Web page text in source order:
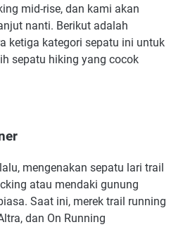
mid-rise, dan kami akan
nanti. Berikut adalah
ketiga kategori sepatu ini untuk
sepatu hiking yang cocok
mengenakan sepatu lari trail
atau mendaki gunung
Saat ini, merek trail running
dan On Running